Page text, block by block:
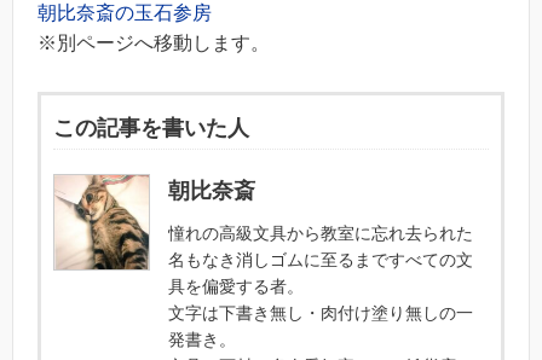
朝比奈斎の玉石参房
※別ページへ移動します。
この記事を書いた人
朝比奈斎
憧れの高級文具から教室に忘れ去られた
名もなき消しゴムに至るまですべての文
具を偏愛する者。
文字は下書き無し・肉付け塗り無しの一
発書き。